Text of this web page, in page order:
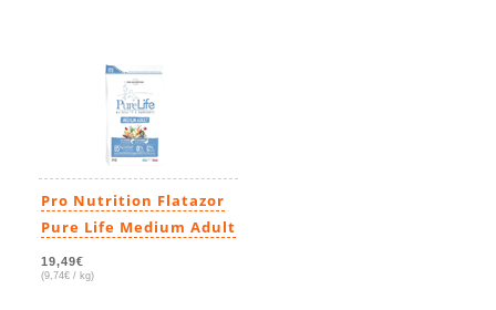
Pro Nutrition Flatazor
Pure Life Medium Adult
19,49€
(9,74€ / kg)